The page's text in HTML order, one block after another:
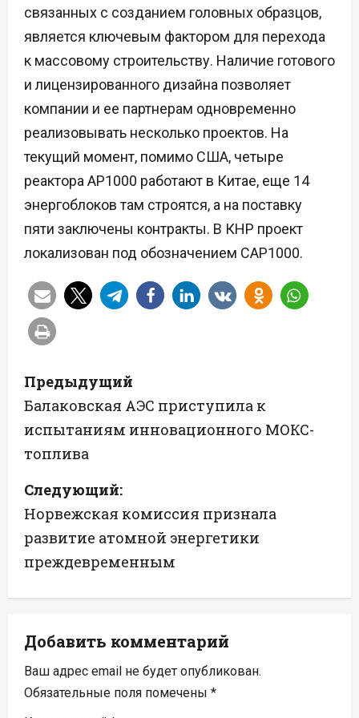
связанных с созданием головных образцов,
является ключевым фактором для перехода
к массовому строительству. Наличие готового
и лицензированного дизайна позволяет
компании и ее партнерам одновременно
реализовывать несколько проектов. На
текущий момент, помимо США, четыре
реактора AP1000 работают в Китае, еще 14
энергоблоков там строятся, а на поставку
пяти заключены контракты. В КНР проект
локализован под обозначением CAP1000.
Н
а
в
г
а
ц
и
я
п
о
Предыдущий
Балаковская АЭС приступила к
испытаниям инновационного МОКС-
топлива
Следующий:
Норвежская комиссия признала
развитие атомной энергетики
преждевременным
Добавить комментарий
Ваш адрес email не будет опубликован.
Обязательные поля помечены *